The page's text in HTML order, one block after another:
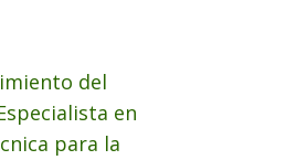
del
en
para la